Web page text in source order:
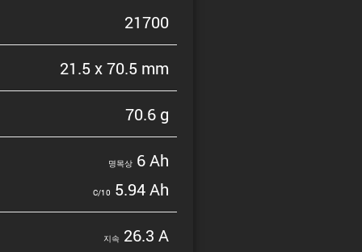
21700
21.5 x 70.5 mm
70.6 g
명목상6 Ah
C/10 5.94 Ah
지속 26.3 A